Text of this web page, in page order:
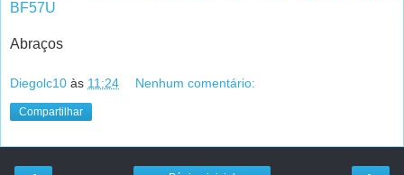
BF57U
Abraços
Diegolc10 às 11:24 Nenhum comentário:
Compartilhar